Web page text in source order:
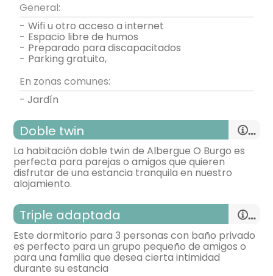
General:
-
wifi u otro acceso a internet
- espacio libre de humos
- preparado para discapacitados
-
parking gratuito,
En zonas comunes:
- Jardín
Doble twin
La habitación doble twin de Albergue O Burgo es
perfecta para parejas o amigos que quieren
disfrutar de una estancia tranquila en nuestro
alojamiento.
habitación con dos camas
Triple adaptada
Este dormitorio para 3 personas con baño privado
es perfecto para un grupo pequeño de amigos o
para una familia que desea cierta intimidad
durante su estancia